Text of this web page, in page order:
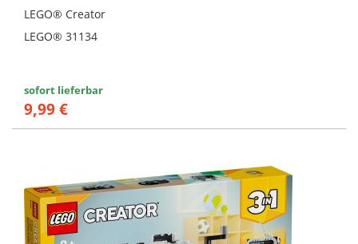
LEGO® Creator
LEGO® 31134
sofort lieferbar
9,99 €